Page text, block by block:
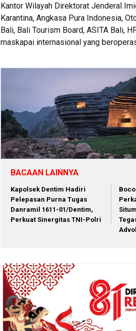
Kantor Wilayah Direktorat Jenderal
Karantina, Angkasa Pura Indonesia,
Bali, Bali Tourism Board, ASITA Bali,
maskapai internasional yang
BACAAN LAINNYA
Kapolsek Dentim Hadiri
Pelepasan Purna Tugas
Danramil 1611-01/Dentim,
Perkuat Sinergitas TNI-Polri